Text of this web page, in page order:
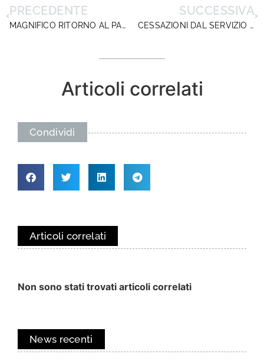
PRECEDENTE
MAGNIFICO RITORNO AL PASSATO L’INTESA CGIL-CISL-UIL E FUNZIONE PUBBLICA
SUCCESSIVA
CESSAZIONI DAL SERVIZIO DAL 1° SETTEMBRE 2017
Articoli correlati
Condividi
Articoli correlati
Non sono stati trovati articoli correlati
News recenti